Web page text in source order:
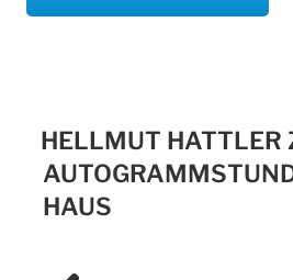
HELLMUT HATTLER
HAUS